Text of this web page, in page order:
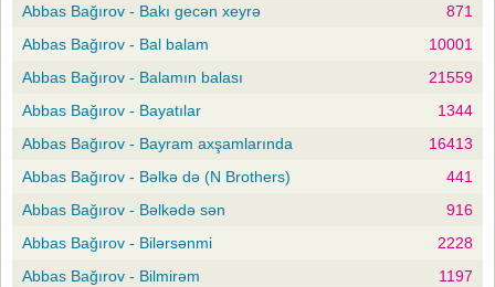
Abbas Bağırov - Bakı gecən xeyrə
871
Abbas Bağırov - Bal balam
10001
Abbas Bağırov - Balamın balası
21559
Abbas Bağırov - Bayatılar
1344
Abbas Bağırov - Bayram axşamlarında
16413
Abbas Bağırov - Bəlkə də (N Brothers)
441
Abbas Bağırov - Bəlkədə sən
916
Abbas Bağırov - Bilərsənmi
2228
Abbas Bağırov - Bilmirəm
1197